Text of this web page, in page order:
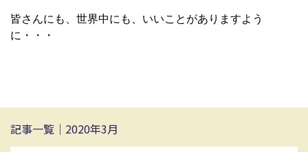
皆さんにも、世界中にも、いいことがありますよう
に・・・
記事一覧｜2020年3月